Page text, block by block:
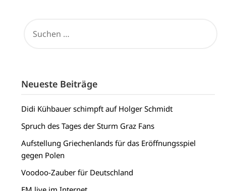
NACH:
Neueste Beiträge
Didi Kühbauer schimpft auf Holger Schmidt
Spruch des Tages der Sturm Graz Fans
Aufstellung Griechenlands für das Eröffnungsspiel
gegen Polen
Voodoo-Zauber für Deutschland